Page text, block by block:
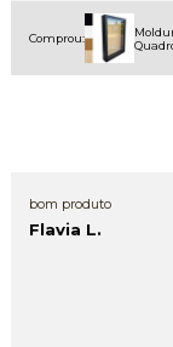
Comprou:
bom produto
Flavia L.